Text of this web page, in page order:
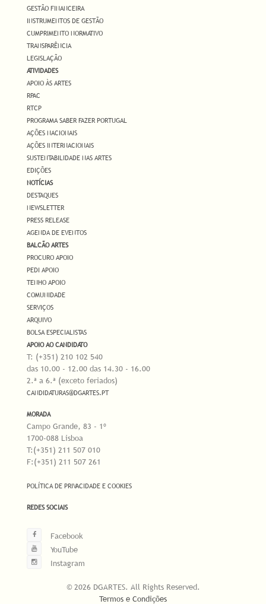
GESTÃO FINANCEIRA
INSTRUMENTOS DE GESTÃO
CUMPRIMENTO NORMATIVO
TRANSPARÊNCIA
LEGISLAÇÃO
ATIVIDADES
APOIO ÀS ARTES
RPAC
RTCP
PROGRAMA SABER FAZER PORTUGAL
AÇÕES NACIONAIS
AÇÕES INTERNACIONAIS
SUSTENTABILIDADE NAS ARTES
EDIÇÕES
NOTÍCIAS
DESTAQUES
NEWSLETTER
PRESS RELEASE
AGENDA DE EVENTOS
BALCÃO ARTES
PROCURO APOIO
PEDI APOIO
TENHO APOIO
COMUNIDADE
SERVIÇOS
ARQUIVO
BOLSA ESPECIALISTAS
APOIO AO CANDIDATO
T: (+351) 210 102 540
das 10.00 - 12.00 das 14.30 - 16.00
2.ª a 6.ª (exceto feriados)
CANDIDATURAS@DGARTES.PT
MORADA
Campo Grande, 83 - 1º
1700-088 Lisboa
T:(+351) 211 507 010
F:(+351) 211 507 261
POLÍTICA DE PRIVACIDADE E COOKIES
REDES SOCIAIS
Facebook
YouTube
Instagram
© 2026 DGARTES. All Rights Reserved.
Termos e Condições